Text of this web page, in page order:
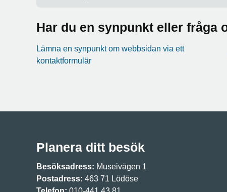
Har du en synpunkt eller fråga
Lämna en synpunkt om webbsidan via ett
kontaktformulär
Planera ditt besök
Besöksadress: Museivägen 1
Postadress: 463 71 Lödöse